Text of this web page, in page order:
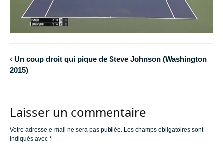
Un coup droit qui pique de Steve Johnson (Washington
2015)
Laisser un commentaire
Votre adresse e-mail ne sera pas publiée. Les champs obligatoires sont
indiqués avec *